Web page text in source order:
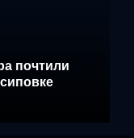
почтили